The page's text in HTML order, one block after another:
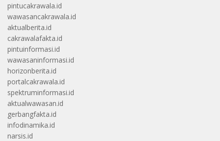
pintucakrawala.id
wawasancakrawala.id
aktualberita.id
cakrawalafakta.id
pintuinformasi.id
wawasaninformasi.id
horizonberita.id
portalcakrawala.id
spektruminformasi.id
aktualwawasan.id
gerbangfakta.id
infodinamika.id
narsis.id